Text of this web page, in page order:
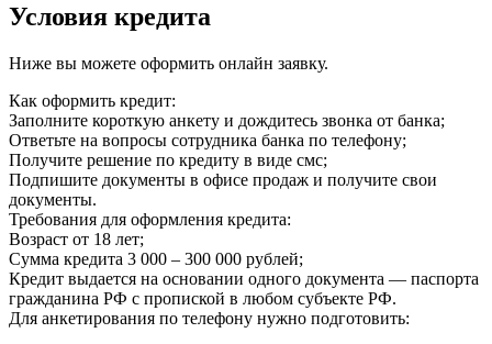
Условия кредита
Ниже вы можете оформить онлайн заявку.
Как оформить кредит:
Заполните короткую анкету и дождитесь звонка от банка;
Ответьте на вопросы сотрудника банка по телефону;
Получите решение по кредиту в виде смс;
Подпишите документы в офисе продаж и получите свои
документы.
Требования для оформления кредита:
Возраст от 18 лет;
Сумма кредита 3 000 – 300 000 рублей;
Кредит выдается на основании одного документа — паспорта
гражданина РФ с пропиской в любом субъекте РФ.
Для анкетирования по телефону нужно подготовить: